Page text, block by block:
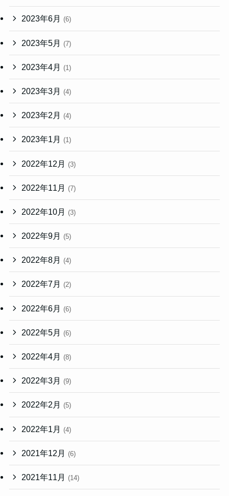
2023年6月 (6)
2023年5月 (7)
2023年4月 (1)
2023年3月 (4)
2023年2月 (4)
2023年1月 (1)
2022年12月 (3)
2022年11月 (7)
2022年10月 (3)
2022年9月 (5)
2022年8月 (4)
2022年7月 (2)
2022年6月 (6)
2022年5月 (6)
2022年4月 (8)
2022年3月 (9)
2022年2月 (5)
2022年1月 (4)
2021年12月 (6)
2021年11月 (14)